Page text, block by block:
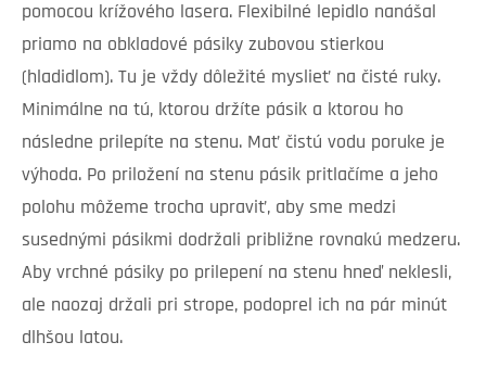
pomocou krížového lasera. Flexibilné lepidlo nanášal
priamo na obkladové pásiky zubovou stierkou
(hladidlom). Tu je vždy dôležité myslieť na čisté ruky.
Minimálne na tú, ktorou držíte pásik a ktorou ho
následne prilepíte na stenu. Mať čistú vodu poruke je
výhoda. Po priložení na stenu pásik pritlačíme a jeho
polohu môžeme trocha upraviť, aby sme medzi
susednými pásikmi dodržali približne rovnakú medzeru.
Aby vrchné pásiky po prilepení na stenu hneď neklesli,
ale naozaj držali pri strope, podoprel ich na pár minút
dlhšou latou.